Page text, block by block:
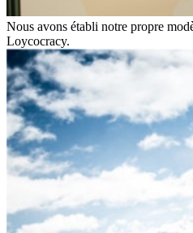
Nous avons établi notre propre
Loycocracy.